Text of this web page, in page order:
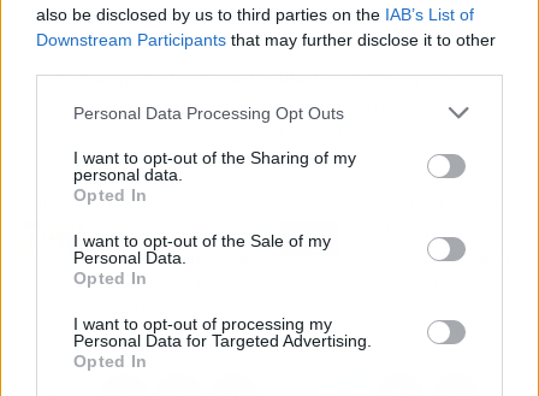
also be disclosed by us to third parties on the IAB’s List of
Downstream Participants that may further disclose it to other
Personal Data Processing Opt Outs
I want to opt-out of the Sharing of my
personal data.
Opted In
I want to opt-out of the Sale of my
Personal Data.
Opted In
I want to opt-out of processing my
Personal Data for Targeted Advertising.
Opted In
con un mensaje de madurez extrema, horas después de
estar juntos en el Bernabéu.
📲¿Por qué todo internet habla de esto?Porque la
cronología es casi cruel: de las sonrisas del jueves al
Artículo anterior
Camilla se opuso a la
boda de Guillermo y Kate
por 'plebeya': el libro que
OpenAI demanda Apple
por no cumplir el acuerdo